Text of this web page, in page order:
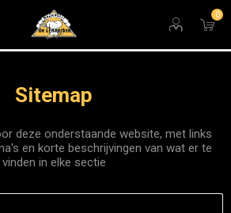
0
Sitemap
deze onderstaande website, met links
en korte beschrijvingen van wat er te
vinden in elke sectie